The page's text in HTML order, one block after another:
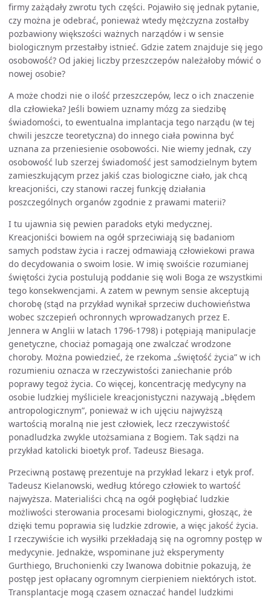
firmy zażądały zwrotu tych części. Pojawiło się jednak pytanie,
czy można je odebrać, ponieważ wtedy mężczyzna zostałby
pozbawiony większości ważnych narządów i w sensie
biologicznym przestałby istnieć. Gdzie zatem znajduje się jego
osobowość? Od jakiej liczby przeszczepów należałoby mówić o
nowej osobie?
A może chodzi nie o ilość przeszczepów, lecz o ich znaczenie
dla człowieka? Jeśli bowiem uznamy mózg za siedzibę
świadomości, to ewentualna implantacja tego narządu (w tej
chwili jeszcze teoretyczna) do innego ciała powinna być
uznana za przeniesienie osobowości. Nie wiemy jednak, czy
osobowość lub szerzej świadomość jest samodzielnym bytem
zamieszkującym przez jakiś czas biologiczne ciało, jak chcą
kreacjoniści, czy stanowi raczej funkcję działania
poszczególnych organów zgodnie z prawami materii?
I tu ujawnia się pewien paradoks etyki medycznej.
Kreacjoniści bowiem na ogół sprzeciwiają się badaniom
samych podstaw życia i raczej odmawiają człowiekowi prawa
do decydowania o swoim losie. W imię swoiście rozumianej
świętości życia postulują poddanie się woli Boga ze wszystkimi
tego konsekwencjami. A zatem w pewnym sensie akceptują
chorobę (stąd na przykład wynikał sprzeciw duchowieństwa
wobec szczepień ochronnych wprowadzanych przez E.
Jennera w Anglii w latach 1796-1798) i potępiają manipulacje
genetyczne, chociaż pomagają one zwalczać wrodzone
choroby. Można powiedzieć, że rzekoma „świętość życia” w ich
rozumieniu oznacza w rzeczywistości zaniechanie prób
poprawy tegoż życia. Co więcej, koncentrację medycyny na
osobie ludzkiej myśliciele kreacjonistyczni nazywają „błędem
antropologicznym”, ponieważ w ich ujęciu najwyższą
wartością moralną nie jest człowiek, lecz rzeczywistość
ponadludzka zwykle utożsamiana z Bogiem. Tak sądzi na
przykład katolicki bioetyk prof. Tadeusz Biesaga.
Przeciwną postawę prezentuje na przykład lekarz i etyk prof.
Tadeusz Kielanowski, według którego człowiek to wartość
najwyższa. Materialiści chcą na ogół pogłębiać ludzkie
możliwości sterowania procesami biologicznymi, głosząc, że
dzięki temu poprawia się ludzkie zdrowie, a więc jakość życia.
I rzeczywiście ich wysiłki przekładają się na ogromny postęp w
medycynie. Jednakże, wspominane już eksperymenty
Gurthiego, Bruchonienki czy Iwanowa dobitnie pokazują, że
postęp jest opłacany ogromnym cierpieniem niektórych istot.
Transplantacje mogą czasem oznaczać handel ludzkimi